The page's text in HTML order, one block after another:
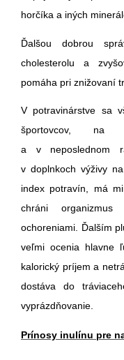
horčíka a iných
Ďalšou dobrou
cholesterolu a
pomáha pri znižovaní
V potravinárstve sa
športovcov, na
a v neposlednom
v doplnkoch výživy
index potravín, má
chráni
ochoreniami. Ďalším
veľmi ocenia hlavne
kalorický príjem a
dostáva do
vyprázdňovanie.
Prínosy inulínu pre